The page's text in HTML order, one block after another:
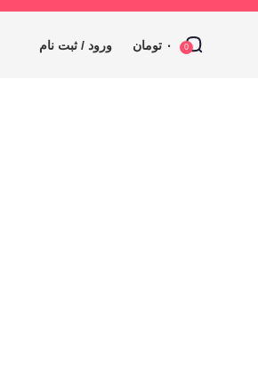
0 ۰ تومان ورود / ثبت نام